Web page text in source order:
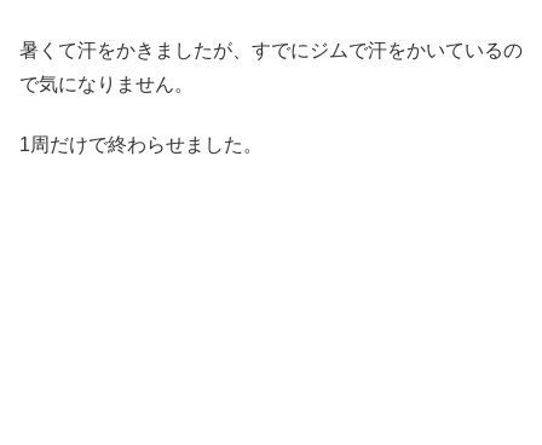
暑くて汗をかきましたが、すでにジムで汗をかいているの
で気になりません。
1周だけで終わらせました。